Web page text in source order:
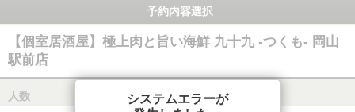
予約内容選択
【個室居酒屋】極上肉と旨い海鮮 九十九 -つくも- 岡山
駅前店
人数
システムエラーが